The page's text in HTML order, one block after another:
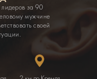
за 90
мужчине
своей